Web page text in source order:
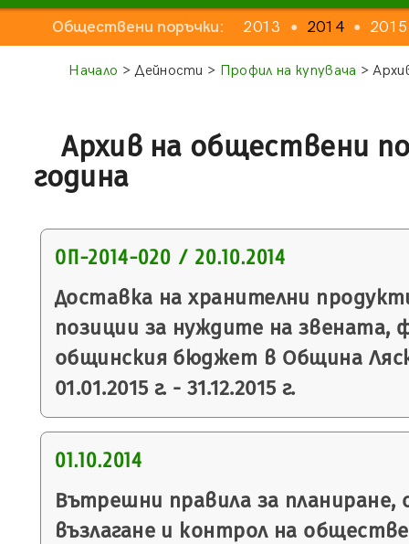
Обществени поръчки: 2013 ● 2014 ● 2015
Начало > Дейности > Профил на купувача >
Архив на обществени
година
ОП-2014-020 / 20.10.2014
Доставка на хранителни
позиции за нуждите на звената,
общинския бюджет в Община
01.01.2015 г. - 31.12.2015 г.
01.10.2014
Вътрешни правила за планиране,
възлагане и контрол на